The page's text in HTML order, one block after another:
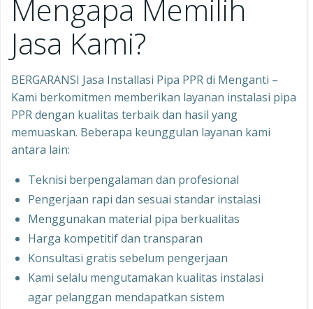
Mengapa Memilih
Jasa Kami?
BERGARANSI Jasa Installasi Pipa PPR di Menganti –
Kami berkomitmen memberikan layanan instalasi pipa
PPR dengan kualitas terbaik dan hasil yang
memuaskan. Beberapa keunggulan layanan kami
antara lain:
Teknisi berpengalaman dan profesional
Pengerjaan rapi dan sesuai standar instalasi
Menggunakan material pipa berkualitas
Harga kompetitif dan transparan
Konsultasi gratis sebelum pengerjaan
Kami selalu mengutamakan kualitas instalasi
agar pelanggan mendapatkan sistem